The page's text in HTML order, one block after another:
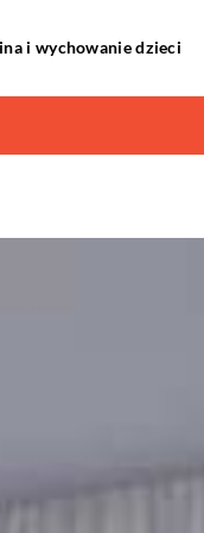
i wychowanie dzieci